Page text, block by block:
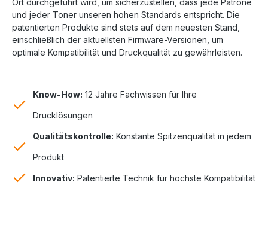
und jeder Toner unseren hohen Standards entspricht. Die
patentierten Produkte sind stets auf dem neuesten Stand,
einschließlich der aktuellsten Firmware-Versionen, um
optimale Kompatibilität und Druckqualität zu gewährleisten.
Know-How: 12 Jahre Fachwissen für Ihre
Drucklösungen
Qualitätskontrolle: Konstante Spitzenqualität in jedem
Produkt
Innovativ: Patentierte Technik für höchste Kompatibilität